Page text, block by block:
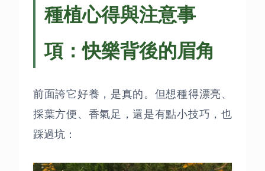
種植心得與注意事
項：快樂背後的眉角
前面誇它好養，是真的。但想種得漂亮、
採葉方便、香氣足，還是有點小技巧，也
踩過坑：